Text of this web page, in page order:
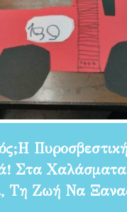
Πυροσβεστική
Στα
Τη Ζωή Να